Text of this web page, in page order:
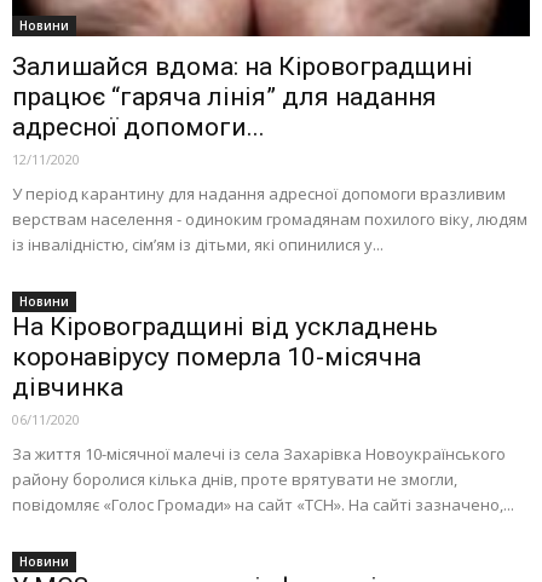
Новини
Залишайся вдома: на Кіровоградщині
працює “гаряча лінія” для надання
адресної допомоги...
12/11/2020
У період карантину для надання адресної допомоги вразливим
верствам населення - одиноким громадянам похилого віку, людям
із інвалідністю, сім’ям із дітьми, які опинилися у...
Новини
На Кіровоградщині від ускладнень
коронавірусу померла 10-місячна
дівчинка
06/11/2020
За життя 10-місячної малечі із села Захарівка Новоукраїнського
району боролися кілька днів, проте врятувати не змогли,
повідомляє «Голос Громади» на сайт «ТСН». На сайті зазначено,...
Новини